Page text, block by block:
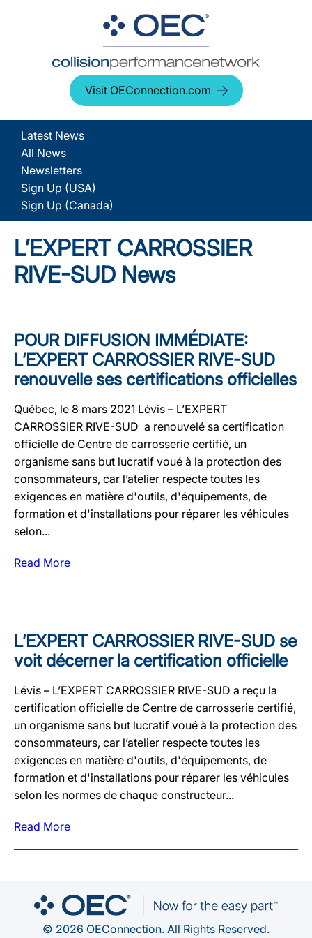
Visit OEConnection.com
Latest News
All News
Newsletters
Sign Up (USA)
Sign Up (Canada)
L’EXPERT CARROSSIER
RIVE-SUD News
POUR DIFFUSION IMMÉDIATE:
L’EXPERT CARROSSIER RIVE-SUD
renouvelle ses certifications officielles
Québec, le 8 mars 2021 Lévis – L’EXPERT
CARROSSIER RIVE-SUD a renouvelé sa certification
officielle de Centre de carrosserie certifié, un
organisme sans but lucratif voué à la protection des
consommateurs, car l’atelier respecte toutes les
exigences en matière d'outils, d'équipements, de
formation et d'installations pour réparer les véhicules
selon...
Read More
L’EXPERT CARROSSIER RIVE-SUD se
voit décerner la certification officielle
Lévis – L’EXPERT CARROSSIER RIVE-SUD a reçu la
certification officielle de Centre de carrosserie certifié,
un organisme sans but lucratif voué à la protection des
consommateurs, car l’atelier respecte toutes les
exigences en matière d'outils, d'équipements, de
formation et d'installations pour réparer les véhicules
selon les normes de chaque constructeur...
Read More
© 2026 OEConnection. All Rights Reserved.